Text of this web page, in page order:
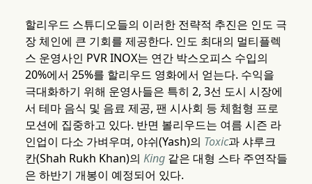
할리우드 스튜디오들의 이러한 전략적 추진은 인도 극
장 체인에 큰 기회를 제공한다. 인도 최대의 멀티플렉
스 운영사인 PVR INOX는 연간 박스오피스 수입의
20%에서 25%를 할리우드 영화에서 얻는다. 수익을
극대화하기 위해 운영사들은 특히 2, 3선 도시 시장에
서 테마 음식 및 음료 제공, 팬 시사회 등 체험형 프로
모션에 집중하고 있다. 반면 볼리우드는 여름 시즌 라
인업이 다소 가벼우며, 야쉬(Yash)의 Toxic과 샤루크
칸(Shah Rukh Khan)의 King같은 대형 스타 주연작들
은 하반기 개봉이 예정되어 있다.